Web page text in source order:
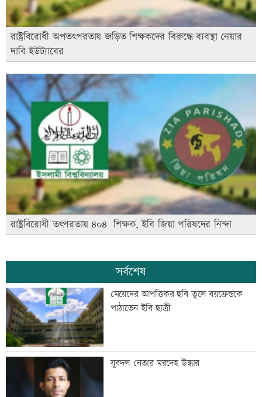
রাষ্ট্রবিরোধী অপতৎপরতায় জড়িত শিক্ষকদের বিরুদ্ধে ব্যবস্থা নেয়ার
দাবি ইউট্যাবের
রাষ্ট্রবিরোধী তৎপরতায় ৪০৪ শিক্ষক, ইবি জিয়া পরিষদের নিন্দা
সর্বশেষ
মেয়েদের আপত্তিকর ছবি তুলে বয়ফ্রেন্ডকে
পাঠাতেন ইবি ছাত্রী
যুবদল নেতার মরদেহ উদ্ধার